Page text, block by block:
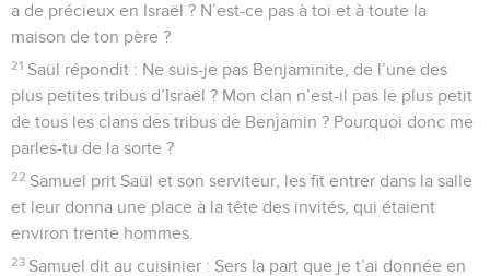
a de précieux en Israël ? N’est-ce pas à toi et à toute la
maison de ton père ?
21 Saül répondit : Ne suis-je pas Benjaminite, de l’une des
plus petites tribus d’Israël ? Mon clan n’est-il pas le plus petit
de tous les clans des tribus de Benjamin ? Pourquoi donc me
parles-tu de la sorte ?
22 Samuel prit Saül et son serviteur, les fit entrer dans la salle
et leur donna une place à la tête des invités, qui étaient
environ trente hommes.
23 Samuel dit au cuisinier : Sers la part que je t’ai donnée en